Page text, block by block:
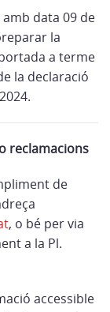
data 09 de
la
a terme
la declaració
reclamacions
de
, o bé per via
a la Pl.
accessible